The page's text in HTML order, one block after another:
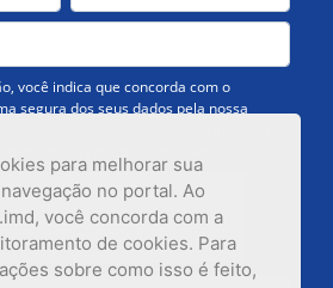
para melhorar sua
no portal. Ao
você concorda com a
de cookies. Para
sobre como isso é feito,
você indica que concorda com o
segura dos seus dados pela nossa